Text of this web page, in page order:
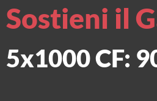
Sostieni il
5x1000 CF: